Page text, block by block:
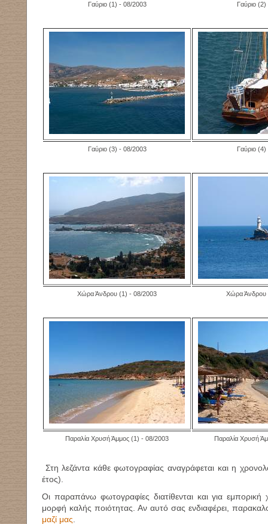
Γαύριο (1) - 08/2003 Γαύριο
Γαύριο (3) - 08/2003 Γαύριο
Χώρα Άνδρου (1) - 08/2003 Χώρα Άνδρου
Παραλία Χρυσή Άμμος (1) - 08/2003 Παραλία Χρυσή
Στη λεζάντα κάθε φωτογραφίας αναγράφεται και η
έτος).
Οι παραπάνω φωτογραφίες διατίθενται και για
μορφή καλής ποιότητας. Αν αυτό σας ενδιαφέρει,
μαζί μας